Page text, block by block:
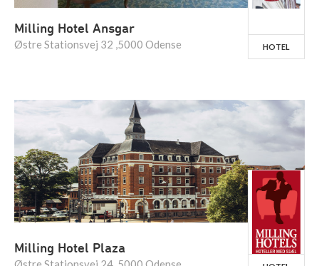
Milling Hotel Ansgar
Østre Stationsvej 32 ,5000 Odense HOTEL
Milling Hotel Plaza